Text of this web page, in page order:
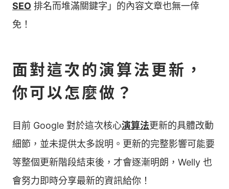
SEO 排名而堆滿關鍵字」的內容文章也無一倖
免！
面對這次的演算法更新，
你可以怎麼做？
目前 Google 對於這次核心演算法更新的具體改動
細節，並未提供太多說明。更新的完整影響可能要
等整個更新階段結束後，才會逐漸明朗，Welly 也
會努力即時分享最新的資訊給你！